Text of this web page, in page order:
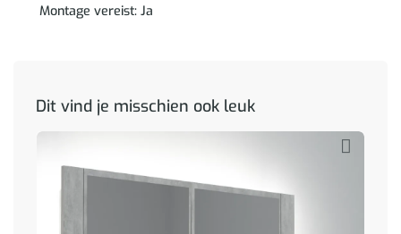
Montage vereist: Ja
Dit vind je misschien ook leuk